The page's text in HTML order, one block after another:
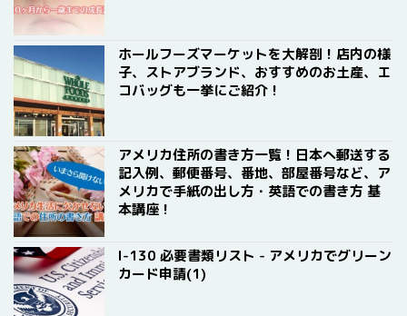
ホールフーズマーケットを大解剖！店内の様
子、ストアブランド、おすすめのお土産、エ
コバッグも一挙にご紹介！
アメリカ住所の書き方一覧！日本へ郵送する
記入例、郵便番号、番地、部屋番号など、ア
メリカで手紙の出し方・英語での書き方 基
本講座！
I-130 必要書類リスト - アメリカでグリーン
カード申請(1)